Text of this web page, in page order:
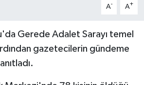
A- A+
Gerede Adalet Sarayı temel
gazetecilerin gündeme